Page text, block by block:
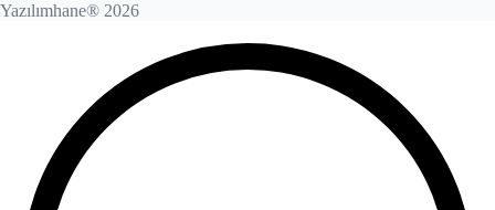
Yazılımhane® 2026